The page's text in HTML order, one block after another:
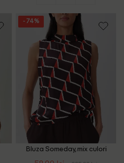
- 74%
Bluza Someday, mix culori